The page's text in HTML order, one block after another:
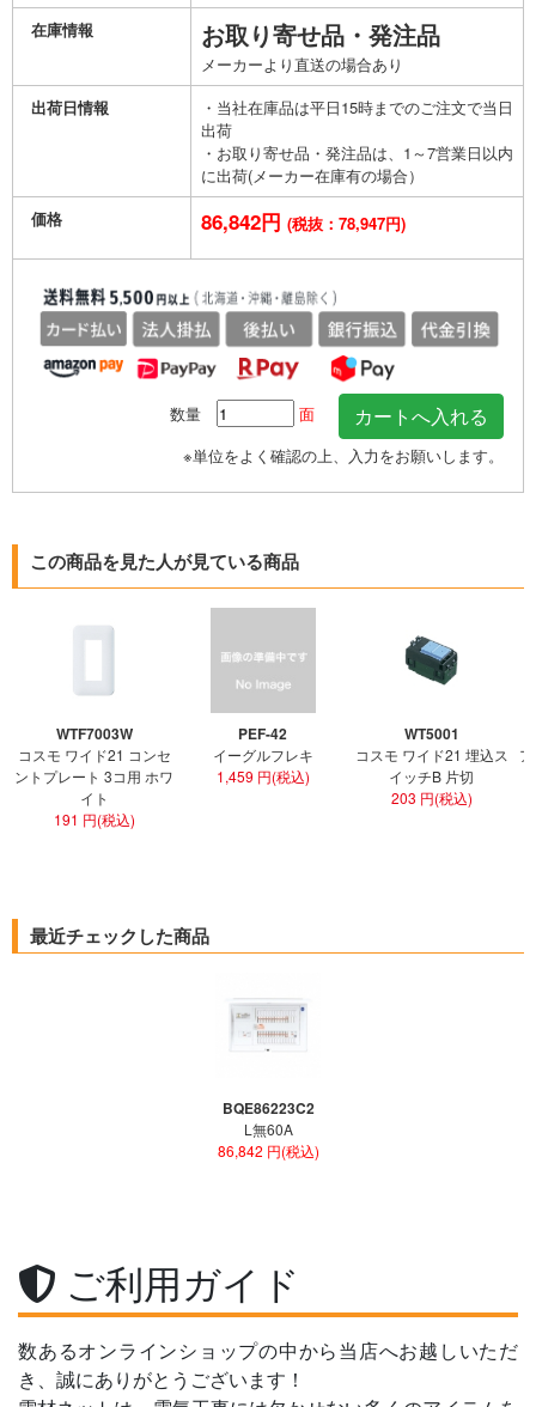
在庫情報
お取り寄せ品・発注品
メーカーより直送の場合あり
出荷日情報
・当社在庫品は平日15時までのご注文で当日
出荷
・お取り寄せ品・発注品は、1～7営業日以内
に出荷(メーカー在庫有の場合）
価格
86,842円 (税抜：78,947円)
数量
面
※単位をよく確認の上、入力をお願いします。
この商品を見た人が見ている商品
WTF7003W
コスモ ワイド21 コンセ
ントプレート 3コ用 ホワ
イト
191 円(税込)
PEF-42
イーグルフレキ
1,459 円(税込)
WT5001
コスモ ワイド21 埋込ス
イッチB 片切
203 円(税込)
最近チェックした商品
BQE86223C2
L無60A
86,842 円(税込)
ご利用ガイド
数あるオンラインショップの中から当店へお越しいただ
き、誠にありがとうございます！